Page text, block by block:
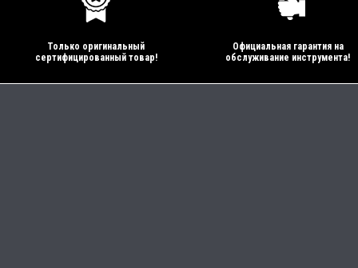
Только оригинальный
сертифицированный товар!
Официальная гарантия на
обслуживание инструмента!